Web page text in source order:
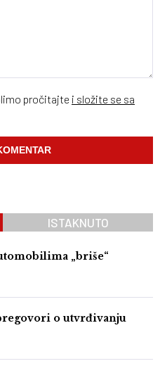
pročitajte i složite se sa
ISTAKNUTO
„briše“
o utvrđivanju